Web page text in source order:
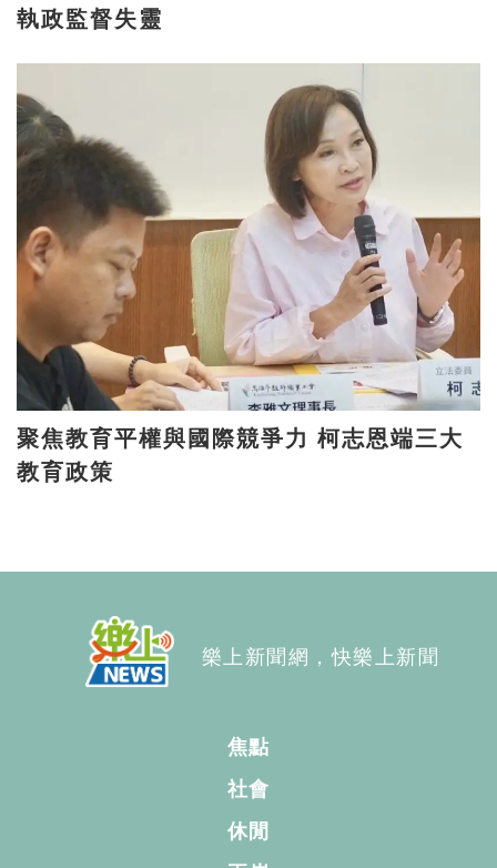
執政監督失靈
聚焦教育平權與國際競爭力 柯志恩端三大
教育政策
樂上新聞網，快樂上新聞
焦點
社會
休閒